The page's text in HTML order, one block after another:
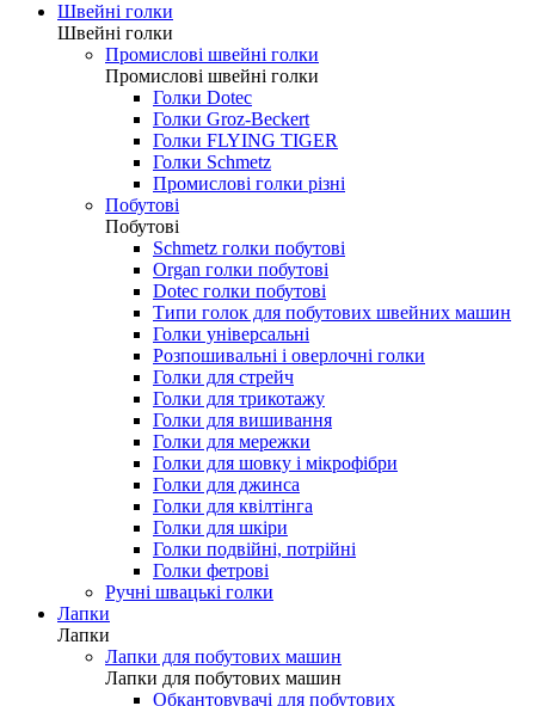
Швейні голки
Швейні голки
Промислові швейні голки
Промислові швейні голки
Голки Dotec
Голки Groz-Beckert
Голки FLYING TIGER
Голки Schmetz
Промислові голки різні
Побутові
Побутові
Schmetz голки побутові
Organ голки побутові
Dotec голки побутові
Типи голок для побутових швейних машин
Голки універсальні
Розпошивальні і оверлочні голки
Голки для стрейч
Голки для трикотажу
Голки для вишивання
Голки для мережки
Голки для шовку і мікрофібри
Голки для джинса
Голки для квілтінга
Голки для шкіри
Голки подвійні, потрійні
Голки фетрові
Ручні швацькі голки
Лапки
Лапки
Лапки для побутових машин
Лапки для побутових машин
Обкантовувачі для побутових